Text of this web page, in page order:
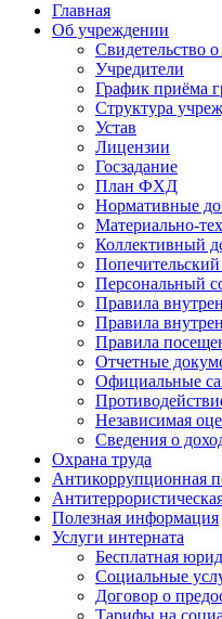
Главная
Об учреждении
Свидетельство
Учредители
График приёма
Структура
Устав
Лицензии
Госзадание
План ФХД
Нормативные
Материально-
Коллективный
Попечительский
Персональный
Правила
Правила
Правила
Отчетные
Официальные
Независимая
Cведения о
Охрана труда
Антикоррупционная
Полезная информация
Услуги интерната
Бесплатная
Социальные
Договор о
Тарифы на